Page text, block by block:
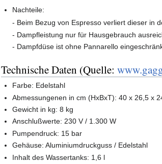
Nachteile:
- Beim Bezug von Espresso verliert dieser in
- Dampfleistung nur für Hausgebrauch
- Dampfdüse ist ohne Pannarello
Technische Daten (Quelle:
Farbe: Edelstahl
Abmessungenen in cm (HxBxT): 40 x 26,5 x
Gewicht in kg: 8 kg
Anschlußwerte: 230 V / 1.300 W
Pumpendruck: 15 bar
Gehäuse: Aluminiumdruckguss / Edelstahl
Inhalt des Wassertanks: 1,6 l